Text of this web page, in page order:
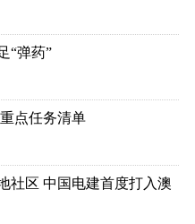
“弹药”
点任务清单
社区 中国电建首度打入澳